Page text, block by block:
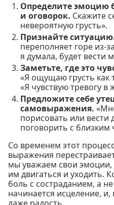
Определите эмоцию
и оговорок. Скажите
невероятную грусть».
Признайте
переполняет горе из-
я думала, будет вести
Заметьте, где это
«Я ощущаю грусть как
«Я чувствую тревогу в
Предложите себе
самовыражения.
порисовать или вести
поговорить с близким
Со временем этот
выражения
мы уважаем свои
им двигаться и уходить.
боль с состраданием, а
начинается исцеление,